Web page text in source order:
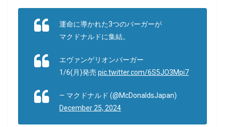
運命に導かれた3つのバーガーが
マクドナルドに集結。
エヴァンゲリオンバーガー
1/6(月)発売 pic.twitter.com/6S5JO3Mpi7
— マクドナルド (@McDonaldsJapan)
December 25, 2024